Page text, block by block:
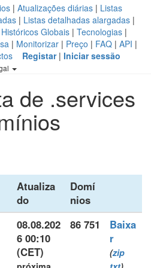
| Atualizações diárias | Listas
| Listas detalhadas alargadas |
Globais | Tecnologias |
| Monitorizar | Preço | FAQ | API |
Registar| Iniciar sessão
de .services
Atualiza
do
Domí
nios
08.08.202
6 00:10
(CET)
86 751
Baixa
r
(zip